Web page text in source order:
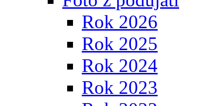
Rok 2026
Rok 2025
Rok 2024
Rok 2023